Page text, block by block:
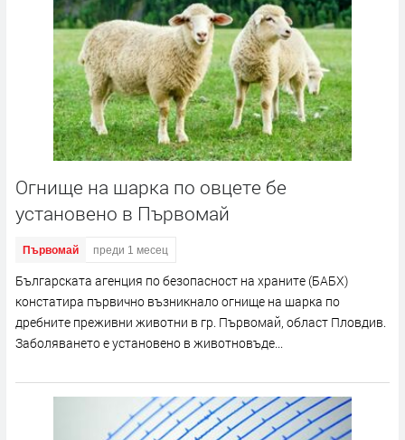
Огнище на шарка по овцете бе
установено в Първомай
Първомай преди 1 месец
Българската агенция по безопасност на храните (БАБХ)
констатира първично възникнало огнище на шарка по
дребните преживни животни в гр. Първомай, област Пловдив.
Заболяването е установено в животновъде...